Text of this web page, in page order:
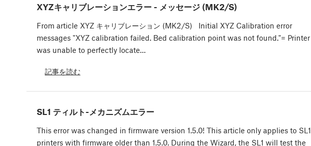
XYZキャリブレーションエラー - メッセージ (MK2/S)
From article XYZ キャリブレーション (MK2/S) Initial XYZ Calibration error
messages "XYZ calibration failed. Bed calibration point was not found."= Printer
was unable to perfectly locate…
記事を読む
SL1 ティルト-メカニズムエラー
This error was changed in firmware version 1.5.0! This article only applies to SL1
printers with firmware older than 1.5.0. During the Wizard, the SL1 will test the